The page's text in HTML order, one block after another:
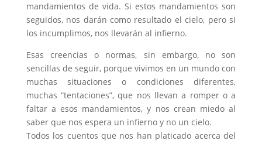
mandamientos de vida. Si estos mandamientos son
seguidos, nos darán como resultado el cielo, pero si
los incumplimos, nos llevarán al infierno.
Esas creencias o normas, sin embargo, no son
sencillas de seguir, porque vivimos en un mundo con
muchas situaciones o condiciones diferentes,
muchas “tentaciones”, que nos llevan a romper o a
faltar a esos mandamientos, y nos crean miedo al
saber que nos espera un infierno y no un cielo.
Todos los cuentos que nos han platicado acerca del